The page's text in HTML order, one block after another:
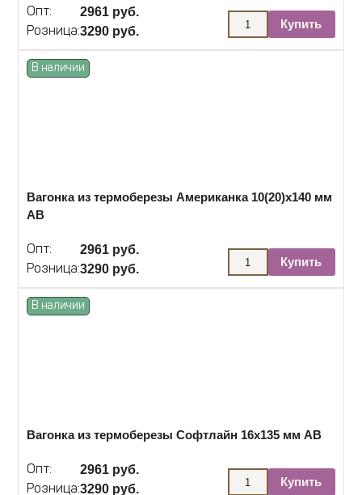
Опт: 2961 руб.
Розница:3290 руб.
Купить
В наличии
Вагонка из термоберезы Американка 10(20)х140 мм
АВ
Опт: 2961 руб.
Розница:3290 руб.
Купить
В наличии
Вагонка из термоберезы Софтлайн 16х135 мм АВ
Опт: 2961 руб.
Розница:3290 руб.
Купить